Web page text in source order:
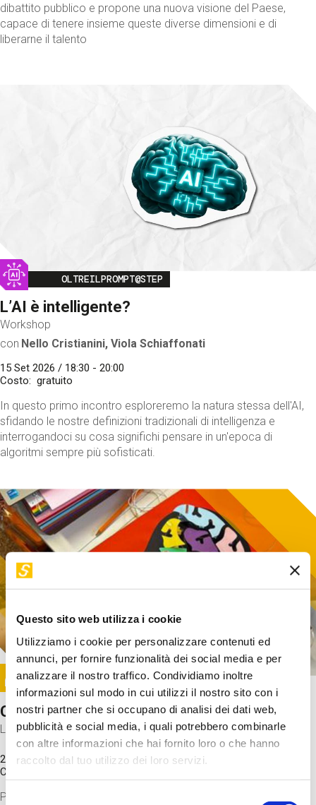
Questo sito web utilizza i cookie
Utilizziamo i cookie per personalizzare contenuti ed
annunci, per fornire funzionalità dei social media e per
analizzare il nostro traffico. Condividiamo inoltre
informazioni sul modo in cui utilizzi il nostro sito con i
nostri partner che si occupano di analisi dei dati web,
pubblicità e social media, i quali potrebbero combinarle
con altre informazioni che hai fornito loro o che hanno
raccolto dal tuo utilizzo dei loro servizi.
Selezione
dibattito pubblico e propone una nuova visione del Paese,
capace di tenere insieme queste diverse dimensioni e di
liberarne il talento
Image
OLTREILPROMPT@STEP
L’AI è intelligente?
Workshop
con Nello Cristianini, Viola Schiaffonati
15 Set 2026 / 18:30 - 20:00
Costo
gratuito
In questo primo incontro esploreremo la natura stessa dell'AI,
sfidando le nostre definizioni tradizionali di intelligenza e
interrogandoci su cosa significhi pensare in un'epoca di
algoritmi sempre più sofisticati.
Image
SUNDAY@STEP
Come funziona il cervello?
Laboratorio
20 Set 2026 / 11:15 - 13:00
Costo
Proveremo a costruire un cervello in cartoncino cercando di